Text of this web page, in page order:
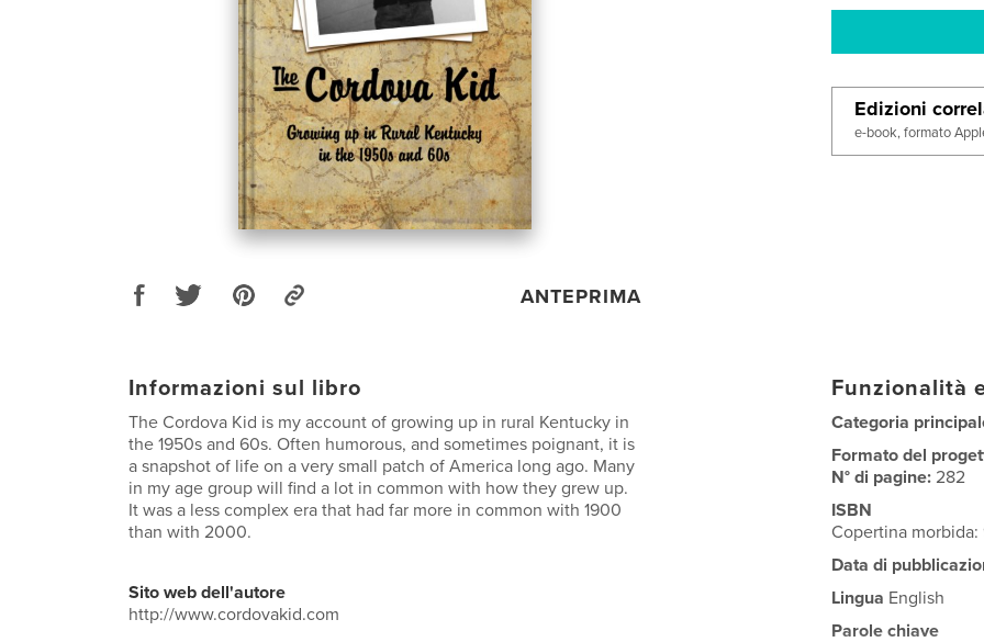
ANTEPRIMA
Edizioni
e-book, formato
Informazioni sul libro
The Cordova Kid is my account of growing up in rural Kentucky in
the 1950s and 60s. Often humorous, and sometimes poignant, it is
a snapshot of life on a very small patch of America long ago. Many
in my age group will find a lot in common with how they grew up.
It was a less complex era that had far more in common with 1900
than with 2000.
Sito web dell'autore
http://www.cordovakid.com
Funzionalità
Categoria
Formato del
N° di pagine:282
ISBN
Copertina
Data di
Lingua English
Parole chiave